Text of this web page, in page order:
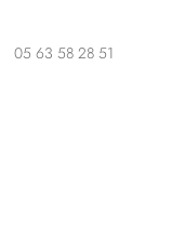
05 63 58 28 51